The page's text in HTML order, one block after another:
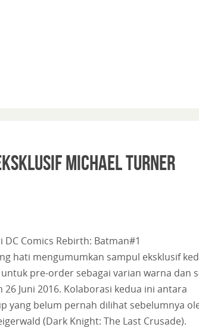
Michael Turner
Comics Rebirth: Batman#1
hati mengumumkan sampul eksklusif
untuk pre-order sebagai varian warna dan
Juni 2016. Kolaborasi kedua ini antara
yang belum pernah dilihat sebelumnya
(Dark Knight: The Last Crusade).